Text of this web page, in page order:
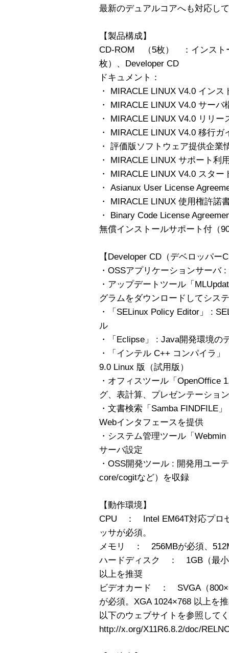
最新のデュアルコアへも対応し
【製品構成】
CD-ROM （5枚） ：インスト
枚）、Developer CD
ドキュメント：
・ MIRACLE LINUX V4.0 イン
・ MIRACLE LINUX V4.0 サー
・ MIRACLE LINUX V4.0 リリー
・ MIRACLE LINUX V4.0 移行ガ
・ 評価版ソフトウェア提供企業
・ MIRACLE LINUX サポート利
・ MIRACLE LINUX V4.0 スター
・ Asianux User License
・ MIRACLE LINUX 使用権許諾
・ Binary Code License
無償インストールサポート付（
【Developer CD（デベロッパー
・OSSアプリケーションサーバ
・アップデートツール「
グラムをダウンロードしてシス
・「SELinux Policy Editor」 :
ル
・「Eclipse」 : Java開発環境の
・「インテル C++ コンパイラ
9.0 Linux 版（試用版）
・オフィスツール「
グ、表計算、プレゼンテーション
・文書検索「Samba
Webインタフェースを提供
・システム管理ツール「
サーバ設定
・OSS開発ツール : 開発用ユー
core/cogitなど）を収録
【動作環境】
CPU ： Intel EM64T対応プロ
ッサが必須。
メモリ ： 256MBが必須、
ハードディスク ： 1GB（最小
以上を推奨
ビデオカード ： SVGA（
が必須。XGA 1024×768 以上を
以下のウェブサイトを参照して
http://x.org/X11R6.8.2/doc/